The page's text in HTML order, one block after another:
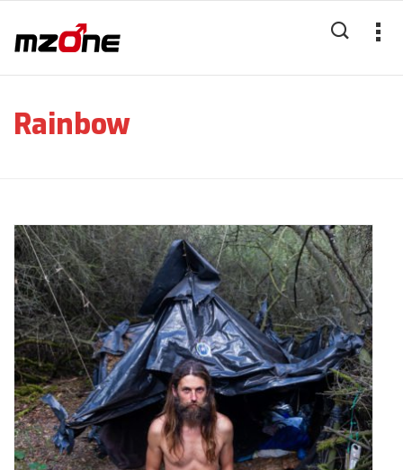
Rainbow